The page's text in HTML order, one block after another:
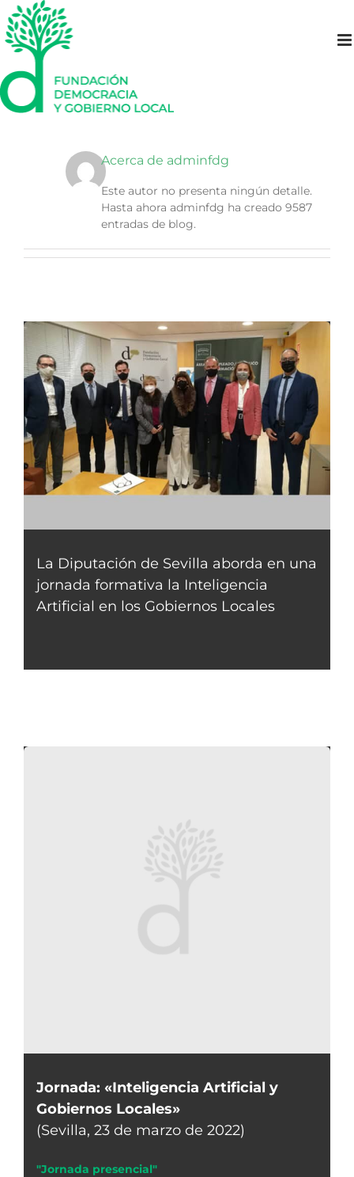
Saltar
al
contenido
Acerca de adminfdg
Este autor no presenta ningún detalle.
Hasta ahora adminfdg ha creado 9587
entradas de blog.
La Diputación de Sevilla aborda en una
jornada formativa la Inteligencia
Artificial en los Gobiernos Locales
Jornada: «Inteligencia Artificial y
Gobiernos Locales»
(Sevilla, 23 de marzo de 2022)
"Jornada presencial"